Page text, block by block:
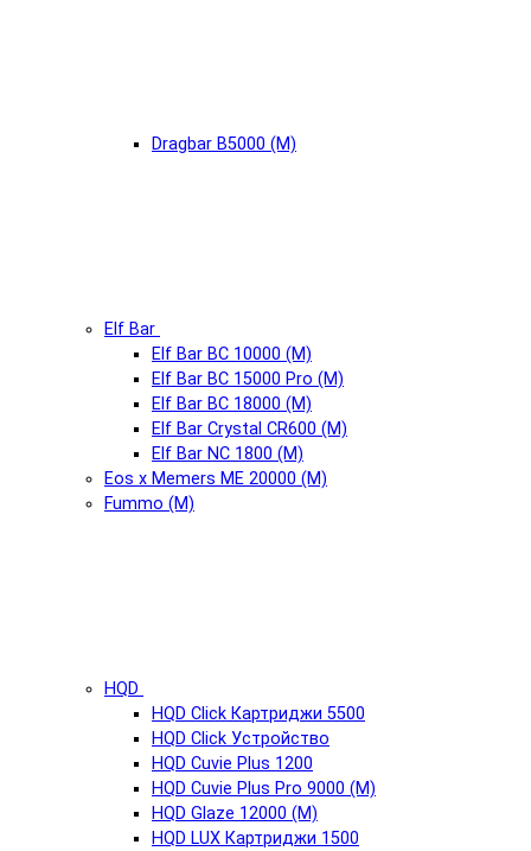
Dragbar B5000 (М)
Elf Bar
Elf Bar BC 10000 (М)
Elf Bar BC 15000 Pro (М)
Elf Bar BC 18000 (М)
Elf Bar Crystal CR600 (М)
Elf Bar NC 1800 (М)
Eos x Memers ME 20000 (М)
Fummo (М)
HQD
HQD Click Картриджи 5500
HQD Click Устройство
HQD Cuvie Plus 1200
HQD Cuvie Plus Pro 9000 (М)
HQD Glaze 12000 (М)
HQD LUX Картриджи 1500